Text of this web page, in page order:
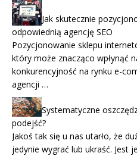
Jak skutecznie
odpowiednią agencję SEO
Pozycjonowanie sklepu
który może znacząco wpłynąć
konkurencyjność na rynku e-
agencji …
Systematyczne
podejść?
Jakoś tak się u nas utarło, że
jedynie wygrać lub ukraść. Jest